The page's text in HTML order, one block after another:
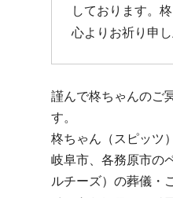
しております。
心よりお祈り申し
謹んで柊ちゃんのご
す。
柊ちゃん（スピッ
岐阜市、各務原市の
ルチーズ）の葬儀・